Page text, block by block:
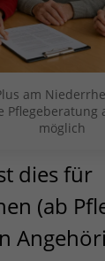
am
Pflegeberatung
möglich
dies für
(ab